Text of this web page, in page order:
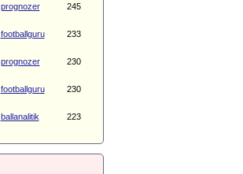
prognozer 245
footballguru 233
prognozer 230
footballguru 230
ballanalitik 223